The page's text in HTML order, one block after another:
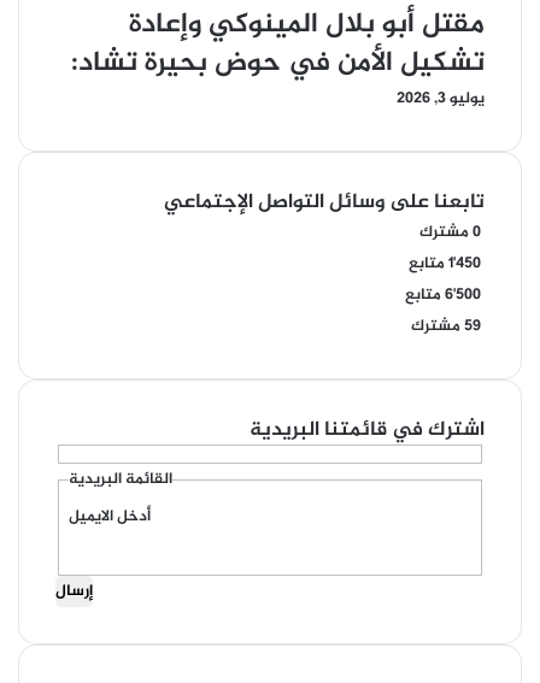
مقتل أبو بلال المينوكي وإعادة
تشكيل الأمن في حوض بحيرة تشاد:
يوليو 3, 2026
تابعنا على وسائل التواصل الإجتماعي
0مشترك
1٬450متابع
6٬500متابع
59مشترك
اشترك في قائمتنا البريدية
القائمة البريدية